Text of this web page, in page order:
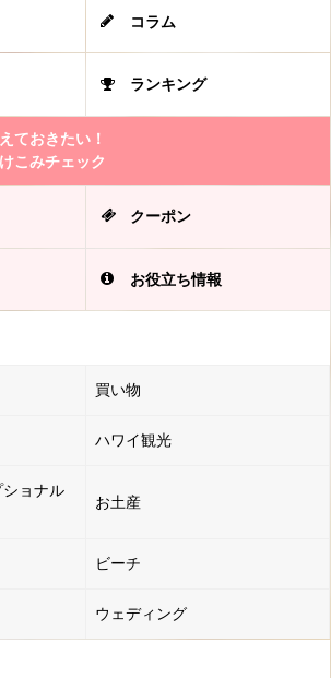
コラム
ランキング
ておきたい！
こみチェック
クーポン
お役立ち情報
買い物
ハワイ観光
ョナル
お土産
ビーチ
ウェディング